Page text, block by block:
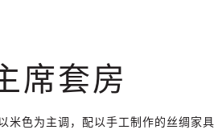
席套房
色为主调，配以手工制作的丝绸家